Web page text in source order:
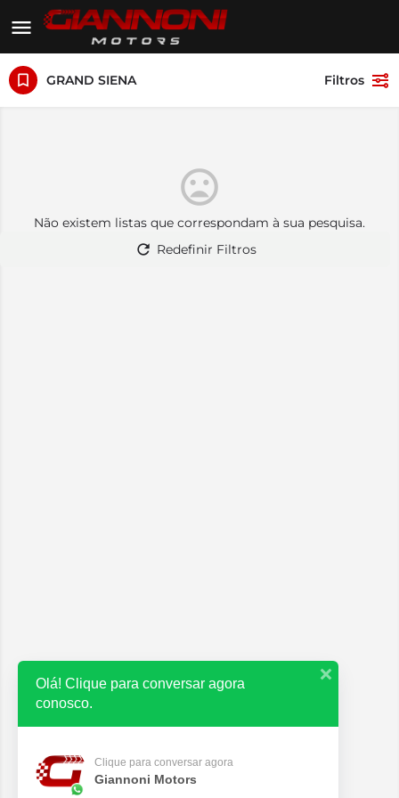
GRAND SIENA Filtros
Não existem listas que correspondam à sua pesquisa.
Redefinir Filtros
Olá! Clique para conversar agora
conosco.
Clique para conversar agora
Giannoni Motors